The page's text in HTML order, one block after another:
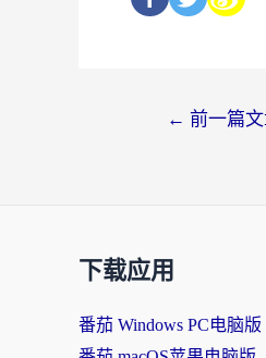
← 前一篇
下载应用
番茄 Windows PC电脑版